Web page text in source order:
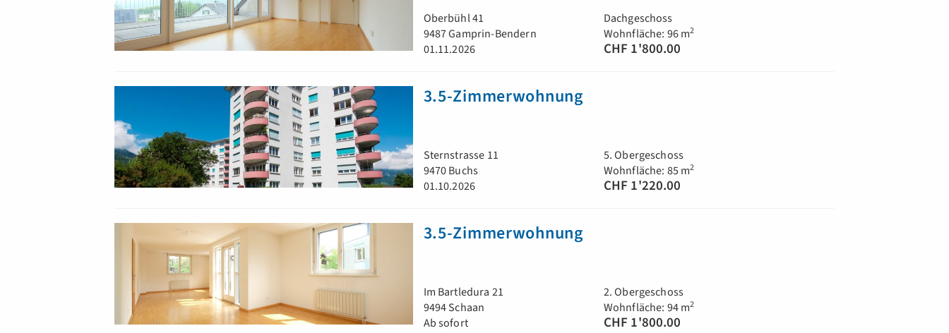
Oberbühl 41
9487 Gamprin-Bendern
01.11.2026
Dachgeschoss
Wohnfläche: 96 m2
CHF 1'800.00
3.5-Zimmerwohnung
Sternstrasse 11
9470 Buchs
01.10.2026
5. Obergeschoss
Wohnfläche: 85 m2
CHF 1'220.00
3.5-Zimmerwohnung
Im Bartledura 21
9494 Schaan
Ab sofort
2. Obergeschoss
Wohnfläche: 94 m2
CHF 1'800.00